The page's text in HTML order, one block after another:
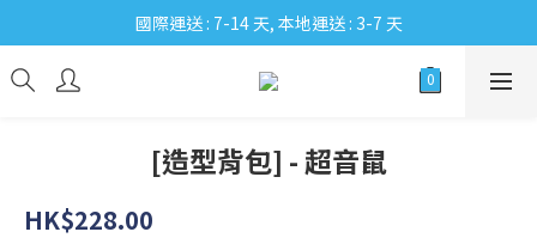
國際運送 : 7-14 天, 本地運送 : 3-7 天
[造型背包] - 超音鼠
HK$228.00